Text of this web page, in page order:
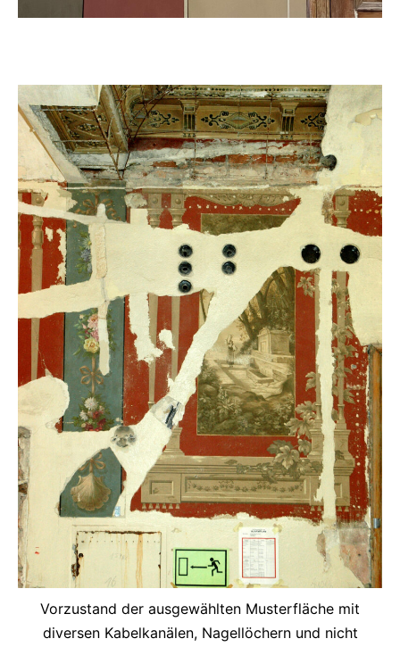
Vorzustand der ausgewählten Musterfläche mit
diversen Kabelkanälen, Nagellöchern und nicht